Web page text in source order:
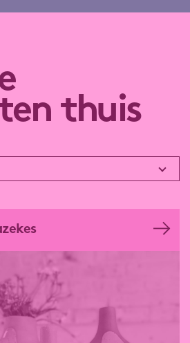
thuis